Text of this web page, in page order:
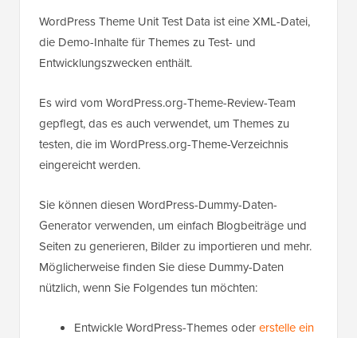
WordPress Theme Unit Test Data ist eine XML-Datei,
die Demo-Inhalte für Themes zu Test- und
Entwicklungszwecken enthält.
Es wird vom WordPress.org-Theme-Review-Team
gepflegt, das es auch verwendet, um Themes zu
testen, die im WordPress.org-Theme-Verzeichnis
eingereicht werden.
Sie können diesen WordPress-Dummy-Daten-
Generator verwenden, um einfach Blogbeiträge und
Seiten zu generieren, Bilder zu importieren und mehr.
Möglicherweise finden Sie diese Dummy-Daten
nützlich, wenn Sie Folgendes tun möchten:
Entwickle WordPress-Themes odererstelle ein